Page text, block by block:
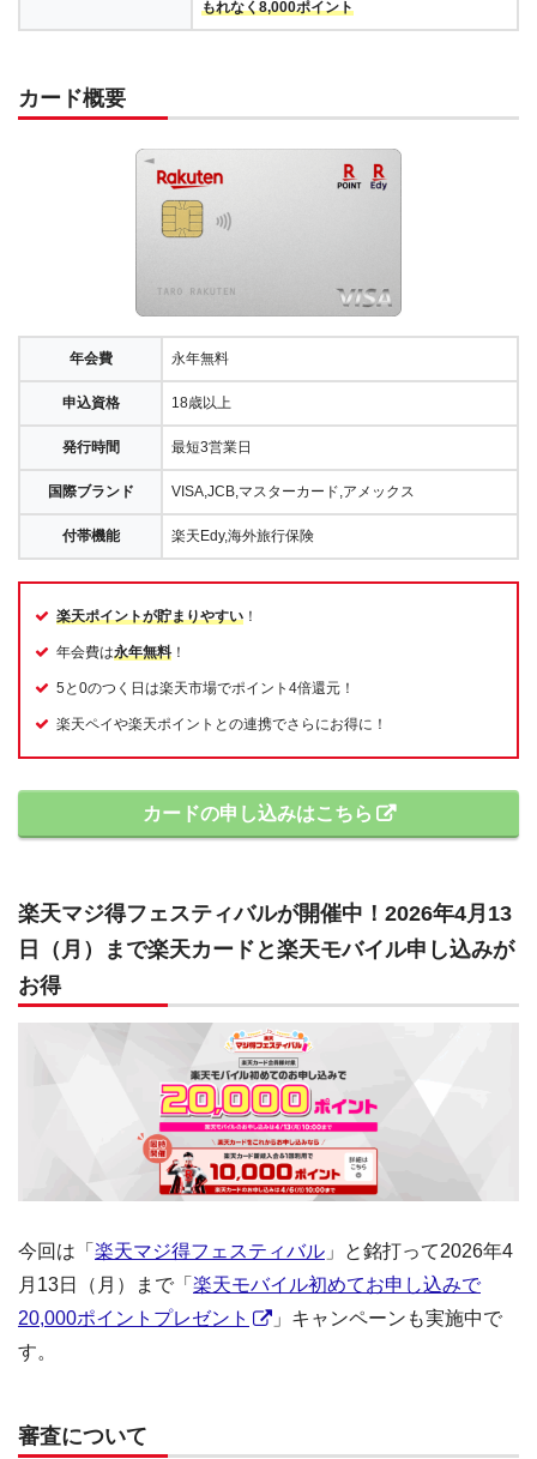
もれなく8,000ポイント
カード概要
年会費 永年無料
申込資格 18歳以上
発行時間 最短3営業日
国際ブランド VISA,JCB,マスターカード,アメックス
付帯機能 楽天Edy,海外旅行保険
楽天ポイントが貯まりやすい ！
年会費は永年無料 ！
5と0のつく日は楽天市場でポイント4倍還元！
楽天ペイや楽天ポイントとの連携でさらにお得に！
カードの申し込みはこちら
楽天マジ得フェスティバルが開催中！2026年4月13
日（月）まで楽天カードと楽天モバイル申し込みが
お得
今回は「 楽天マジ得フェスティバル 」と銘打って2026年4
月13日（月）まで「 楽天モバイル初めてお申し込みで
20,000ポイントプレゼント
」キャンペーンも実施中で
す。
審査について